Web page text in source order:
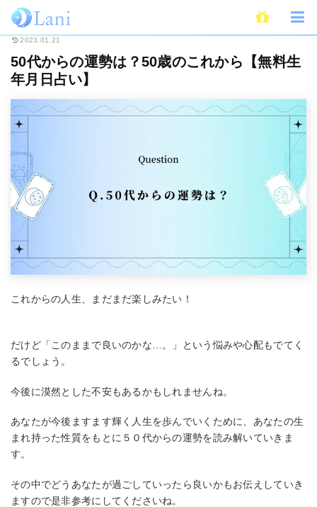
ホーム 無料占い 50代からの運勢は？50歳のこれから【無料生年月日占い
2023.01.21
50代からの運勢は？50歳のこれから【無料生
年月日占い】
これからの人生、まだまだ楽しみたい！
だけど「このままで良いのかな…。」という悩みや心配もでてく
るでしょう。
今後に漠然とした不安もあるかもしれませんね。
あなたが今後ますます輝く人生を歩んでいくために、あなたの生
まれ持った性質をもとに５０代からの運勢を読み解いていきま
す。
その中でどうあなたが過ごしていったら良いかもお伝えしていき
ますので是非参考にしてくださいね。